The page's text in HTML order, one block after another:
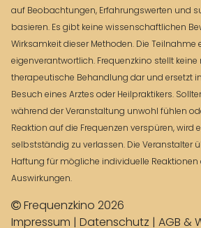
auf Beobachtungen, Erfahrungswerten und
basieren. Es gibt keine wissenschaftlichen
Wirksamkeit dieser Methoden. Die Teilnahme
eigenverantwortlich. Frequenzkino stellt
therapeutische Behandlung dar und ersetzt
Besuch eines Arztes oder Heilpraktikers.
während der Veranstaltung unwohl fühlen
Reaktion auf die Frequenzen verspüren, wird
selbstständig zu verlassen. Die Veranstalter
Haftung für mögliche individuelle
Auswirkungen.
Frequenzkino 2026
Impressum | Datenschutz | AGB &